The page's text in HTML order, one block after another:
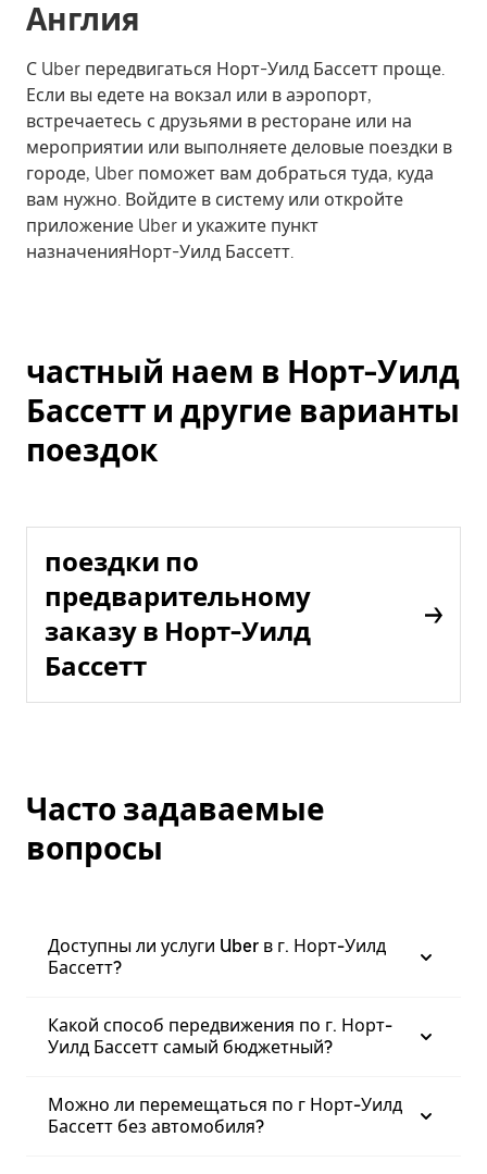
Англия
С Uber передвигаться Норт-Уилд Бассетт проще.
Если вы едете на вокзал или в аэропорт,
встречаетесь с друзьями в ресторане или на
мероприятии или выполняете деловые поездки в
городе, Uber поможет вам добраться туда, куда
вам нужно. Войдите в систему или откройте
приложение Uber и укажите пункт
назначенияНорт-Уилд Бассетт.
частный наем в Норт-Уилд
Бассетт и другие варианты
поездок
поездки по
предварительному
заказу в Норт-Уилд
Бассетт
Часто задаваемые
вопросы
Доступны ли услуги Uber в г. Норт-Уилд
Бассетт?
Какой способ передвижения по г. Норт-
Уилд Бассетт самый бюджетный?
Можно ли перемещаться по г Норт-Уилд
Бассетт без автомобиля?